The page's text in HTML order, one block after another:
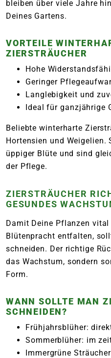
bleiben über viele Jahre
Deines Gartens.
VORTEILE
ZIERSTRÄUCHER
Hohe
Geringer
Langlebigkeit und
Ideal für ganzjährige
Beliebte winterharte
Hortensien und Weigelien.
üppiger Blüte und sind
der Pflege.
ZIERSTRÄUCHER
GESUNDES
Damit Deine Pflanzen
Blütenpracht entfalten,
schneiden. Der richtige
das Wachstum, sondern
Form.
WANN SOLLTE MAN
SCHNEIDEN?
Frühjahrsblüher:
Sommerblüher: im
Immergrüne